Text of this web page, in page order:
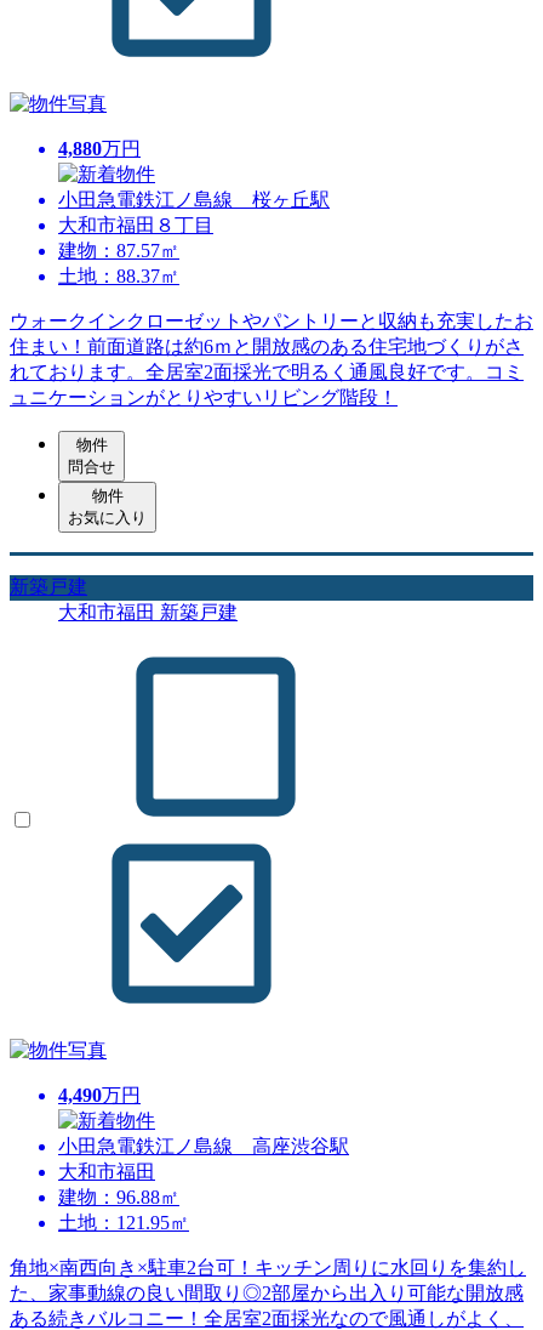
4,880万円
小田急電鉄江ノ島線 桜ヶ丘駅
大和市福田８丁目
建物：87.57㎡
土地：88.37㎡
ウォークインクローゼットやパントリーと収納も充実したお
住まい！前面道路は約6ｍと開放感のある住宅地づくりがさ
れております。全居室2面採光で明るく通風良好です。コミ
ュニケーションがとりやすいリビング階段！
物件
問合せ
物件
お気に入り
新築戸建
大和市福田 新築戸建
4,490万円
小田急電鉄江ノ島線 高座渋谷駅
大和市福田
建物：96.88㎡
土地：121.95㎡
角地×南西向き×駐車2台可！キッチン周りに水回りを集約し
た、家事動線の良い間取り◎2部屋から出入り可能な開放感
ある続きバルコニー！全居室2面採光なので風通しがよく、